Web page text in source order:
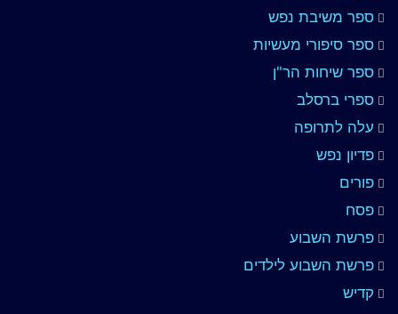
ספר משיבת נפש
ספר סיפורי מעשיות
ספר שיחות הר"ן
ספרי ברסלב
עלה לתרופה
פדיון נפש
פורים
פסח
פרשת השבוע
פרשת השבוע לילדים
קדיש